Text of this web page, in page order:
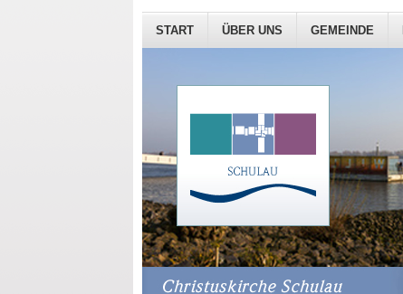
START ÜBER UNS GEMEINDE